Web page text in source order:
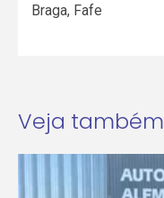
Braga, Fafe
Veja também